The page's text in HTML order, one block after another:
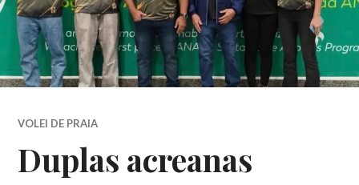
VOLEI DE PRAIA
Duplas acreanas